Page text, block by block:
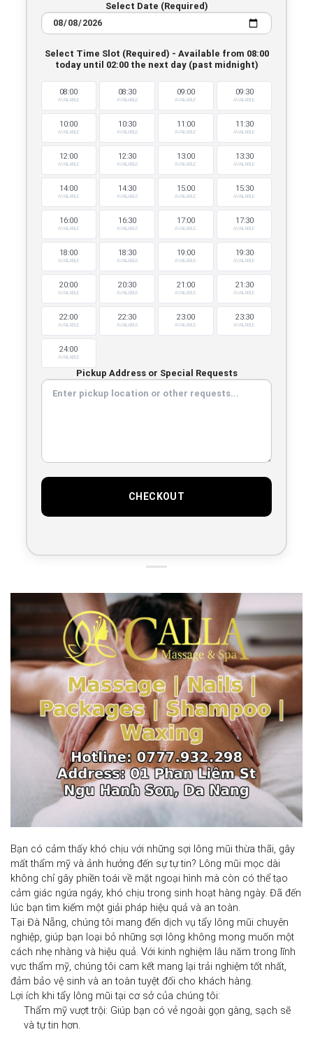
Select Date (Required)
Select Time Slot (Required) - Available from 08:00
today until 02:00 the next day (past midnight)
08:00
AVAILABLE
08:30
AVAILABLE
09:00
AVAILABLE
09:30
AVAILABLE
10:00
AVAILABLE
10:30
AVAILABLE
11:00
AVAILABLE
11:30
AVAILABLE
12:00
AVAILABLE
12:30
AVAILABLE
13:00
AVAILABLE
13:30
AVAILABLE
14:00
AVAILABLE
14:30
AVAILABLE
15:00
AVAILABLE
15:30
AVAILABLE
16:00
AVAILABLE
16:30
AVAILABLE
17:00
AVAILABLE
17:30
AVAILABLE
18:00
AVAILABLE
18:30
AVAILABLE
19:00
AVAILABLE
19:30
AVAILABLE
20:00
AVAILABLE
20:30
AVAILABLE
21:00
AVAILABLE
21:30
AVAILABLE
22:00
AVAILABLE
22:30
AVAILABLE
23:00
AVAILABLE
23:30
AVAILABLE
24:00
AVAILABLE
Pickup Address or Special Requests
Bạn có cảm thấy khó chịu với những sợi lông mũi thừa thãi, gây
mất thẩm mỹ và ảnh hưởng đến sự tự tin? Lông mũi mọc dài
không chỉ gây phiền toái về mặt ngoại hình mà còn có thể tạo
cảm giác ngứa ngáy, khó chịu trong sinh hoạt hàng ngày. Đã đến
lúc bạn tìm kiếm một giải pháp hiệu quả và an toàn.
Tại Đà Nẵng, chúng tôi mang đến dịch vụtẩy lông mũi chuyên
nghiệp, giúp bạn loại bỏ những sợi lông không mong muốn một
cách nhẹ nhàng và hiệu quả. Với kinh nghiệm lâu năm trong lĩnh
vực thẩm mỹ, chúng tôi cam kết mang lại trải nghiệm tốt nhất,
đảm bảo vệ sinh và an toàn tuyệt đối cho khách hàng.
Lợi ích khi tẩy lông mũi tại cơ sở của chúng tôi:
Thẩm mỹ vượt trội: Giúp bạn có vẻ ngoài gọn gàng, sạch sẽ
và tự tin hơn.